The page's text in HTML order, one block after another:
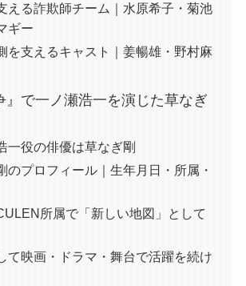
える詐欺師チーム｜水原希子・菊池
ギー
を支えるキャスト｜姜暢雄・野村麻
』で一ノ瀬浩一を演じた草なぎ
一役の俳優は草なぎ剛
のプロフィール｜生年月日・所属・
所属で「新しい地図」として
て映画・ドラマ・舞台で活躍を続け